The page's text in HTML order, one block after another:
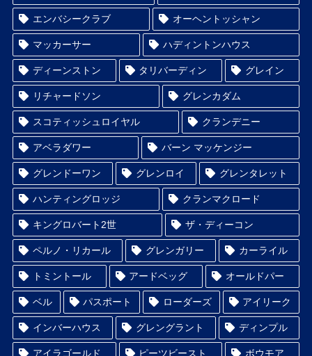
エンバシークラブ オーヘントッシャン
マッカーサー ハディントンハウス
ディーンストン タリバーディン グレイン
リチャードソン グレンカダム
スコティッシュロイヤル クランデニー
アベラダワー バーン マッケンジー
グレンドーワン グレンロイ グレンタレット
ハンティングロッジ クランマクロード
キングロバート2世 ザ・ディーコン
ペルノ・リカール グレンガリー カーライル
トミントール アードベッグ オールドパー
ベル パスポート ローダーズ アイリーク
インバーハウス グレングラント ディンプル
アイラゴールド ピーツビースト ボウモア